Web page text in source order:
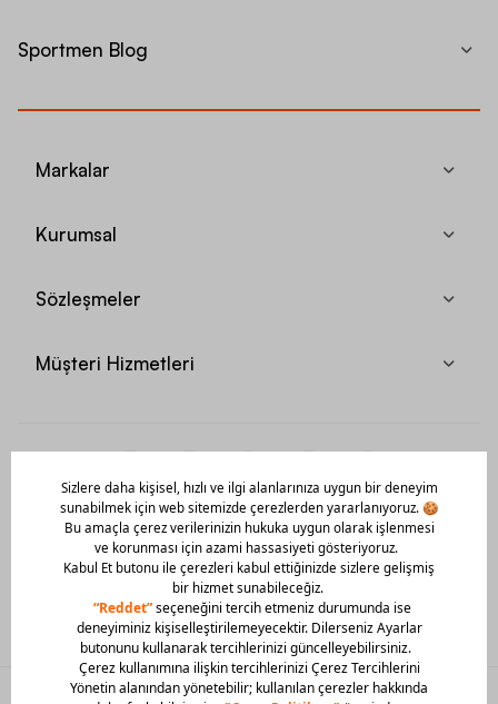
Sportmen Blog
Markalar
Kurumsal
Sözleşmeler
Müşteri Hizmetleri
Mobil Uygulamamızı Hemen İndir!